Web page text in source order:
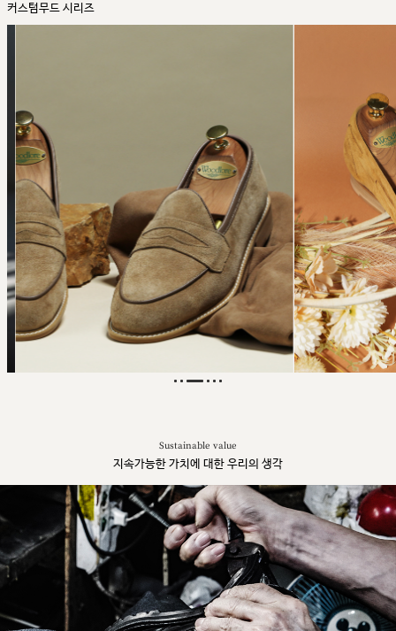
커스텀무드 시리즈
Sustainable value
지속가능한 가치에 대한 우리의 생각